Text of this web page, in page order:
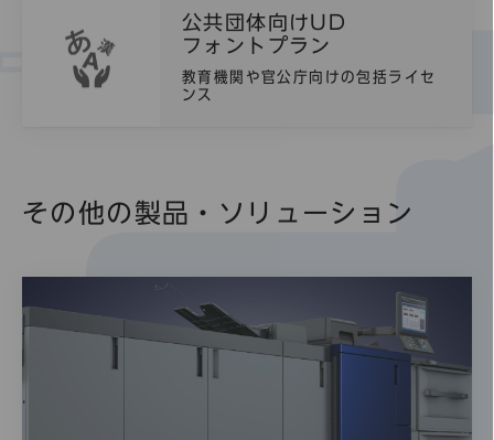
公共団体向けUD
フォントプラン
教育機関や官公庁向けの包括ライセ
ンス
その他の製品・ソリューション